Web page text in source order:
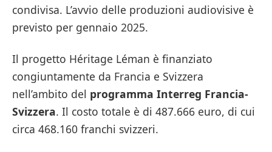
condivisa. L’avvio delle produzioni audiovisive è
previsto per gennaio 2025.
Il progetto Héritage Léman è finanziato
congiuntamente da Francia e Svizzera
nell’ambito del programma Interreg Francia-
Svizzera. Il costo totale è di 487.666 euro, di cui
circa 468.160 franchi svizzeri.